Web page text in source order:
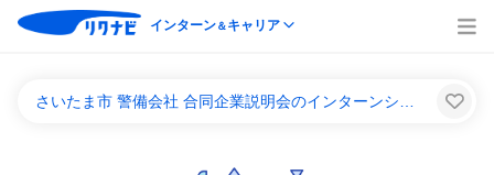
インターン＆キャリア